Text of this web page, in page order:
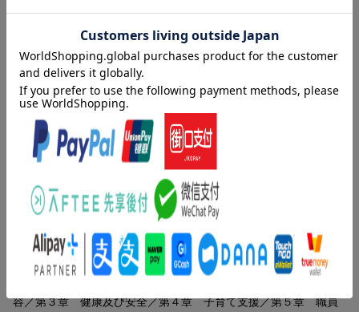
第2章 保育の内容
第3章 健康及び安全
第5章 職員の資質向上
保育所保育指針 原文
内容紹介（「BOOK」データベースより）
改定のポイントから、保育所保育で大切にしたいことまで、指針
のすべてが分かる保育者必携の１冊です。“乳児・１歳以上３歳未
満児の保育の内容”をイラストたっぷりで解説。保育所保育で大切
にしたい“養護と教育の一体化”が具体的に見えてくる。“幼児期の
終わりまでに育ってほしい姿（１０の姿）”をしっかり解説！
目次（「BOOK」データベースより）
容／第３章 健康及び安全／第４章 子育て支援／第５章 職員